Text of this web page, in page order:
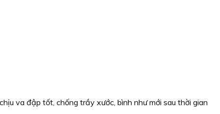
va đập tốt, chống trầy xước, bình như mới sau thời gian